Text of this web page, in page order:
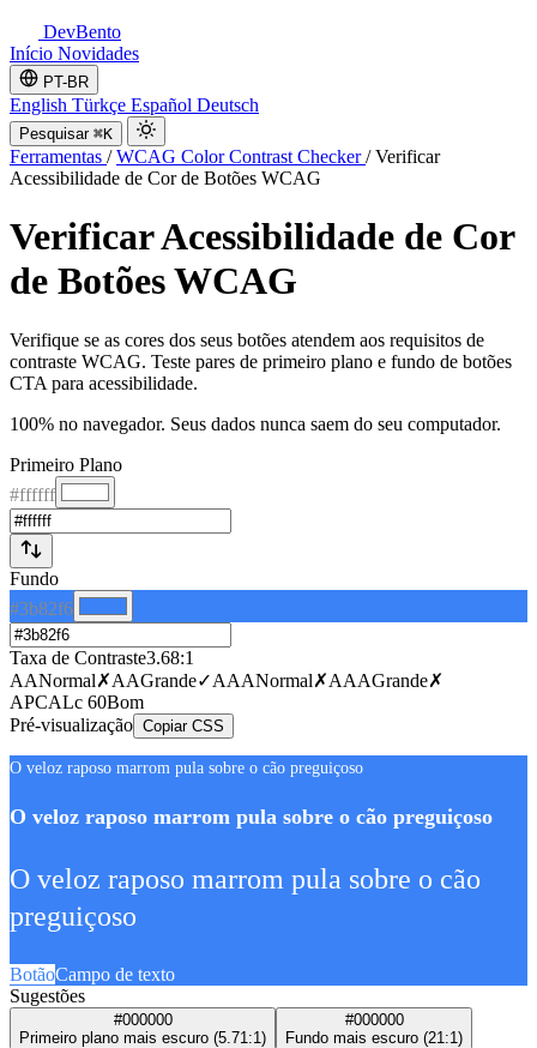
DevBento
Início Novidades
PT-BR
English Türkçe Español Deutsch
Pesquisar ⌘K
Ferramentas / WCAG Color Contrast Checker/ Verificar
Acessibilidade de Cor de Botões WCAG
Verificar Acessibilidade de Cor
de Botões WCAG
Verifique se as cores dos seus botões atendem aos requisitos de
contraste WCAG. Teste pares de primeiro plano e fundo de botões
CTA para acessibilidade.
100% no navegador. Seus dados nunca saem do seu computador.
Primeiro Plano
#ffffff
Fundo
#3b82f6
Taxa de Contraste3.68:1
AANormal✗AAGrande✓AAANormal✗AAAGrande✗
APCALc 60Bom
Pré-visualização Copiar CSS
O veloz raposo marrom pula sobre o cão preguiçoso
O veloz raposo marrom pula sobre o cão preguiçoso
O veloz raposo marrom pula sobre o cão
preguiçoso
BotãoCampo de texto
Sugestões
#000000
Primeiro plano mais escuro (5.71 :1)
#000000
Fundo mais escuro (21 :1)